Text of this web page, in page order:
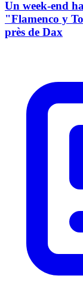
Un week-end
"Flamenco y
près de Dax